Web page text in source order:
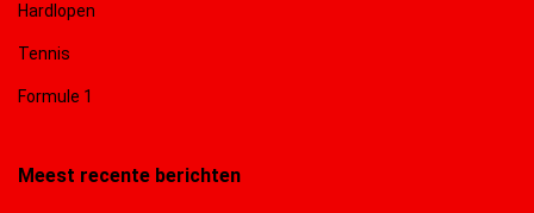
Hardlopen
Tennis
Formule 1
Meest recente berichten